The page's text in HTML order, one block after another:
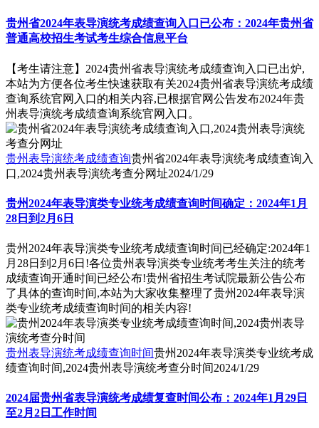
贵州省2024年表导演统考成绩查询入口已公布：2024年贵州省
普通高校招生考试考生综合信息平台
【考生请注意】2024贵州省表导演统考成绩查询入口已出炉,
本站为方便各位考生快速获取有关2024贵州省表导演统考成绩
查询系统官网入口的相关内容,已根据官网公告发布2024年贵
州表导演统考成绩查询系统官网入口。
贵州表导演统考成绩查询贵州省2024年表导演统考成绩查询入
口,2024贵州表导演统考查分网址2024/1/29
贵州2024年表导演类专业统考成绩查询时间确定：2024年1月
28日到2月6日
贵州2024年表导演类专业统考成绩查询时间已经确定:2024年1
月28日到2月6日!各位贵州表导演类专业统考考生关注的统考
成绩查询开通时间已经公布!贵州省招生考试院最新公告公布
了具体的查询时间,本站为大家收集整理了贵州2024年表导演
类专业统考成绩查询时间的相关内容!
贵州表导演统考成绩查询时间贵州2024年表导演类专业统考成
绩查询时间,2024贵州表导演统考查分时间2024/1/29
2024届贵州省表导演统考成绩复查时间公布：2024年1月29日
至2月2日工作时间